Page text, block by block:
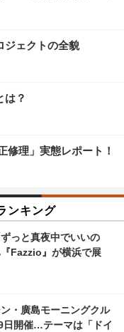
ジェクトの全貌
は？
修理」実態レポート！
ンキング
っと真夜中でいいの
Fazzio』が横浜で展
・廣島モーニングクル
日開催…テーマは「ドイ